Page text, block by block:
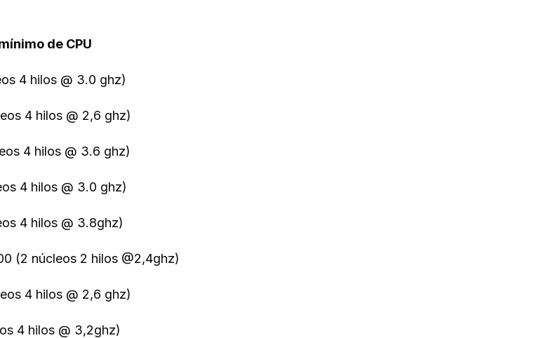
de CPU
4 hilos @ 3.0 ghz)
4 hilos @ 2,6 ghz)
4 hilos @ 3.6 ghz)
4 hilos @ 3.0 ghz)
4 hilos @ 3.8ghz)
(2 núcleos 2 hilos @2,4ghz)
4 hilos @ 2,6 ghz)
4 hilos @ 3,2ghz)